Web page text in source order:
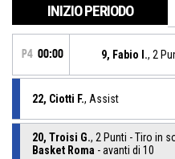
INIZIO PERIODO
P4 00:00 9, Fabio I., 2
22, Ciotti F., Assist
20, Troisi G., 2 Punti - Tiro in
Basket Roma - avanti di 10